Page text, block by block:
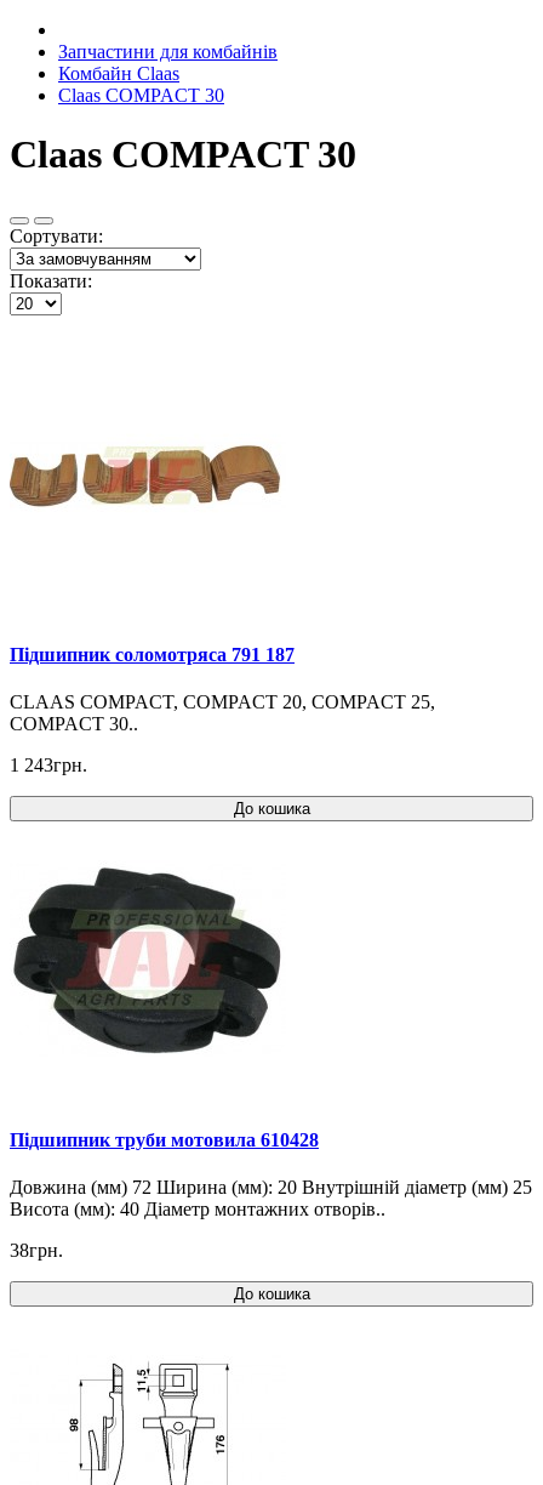
Запчастини для комбайнів
Комбайн Claas
Claas COMPACT 30
Claas COMPACT 30
Сортувати:
Показати:
Підшипник соломотряса 791 187
CLAAS COMPACT, COMPACT 20, COMPACT 25,
COMPACT 30..
1 243грн.
До кошика
Підшипник труби мотовила 610428
Довжина (мм) 72 Ширина (мм): 20 Внутрішній діаметр (мм) 25
Висота (мм): 40 Діаметр монтажних отворів..
38грн.
До кошика